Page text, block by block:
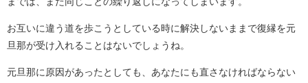
お互いに違う道を歩こうとしている時に解決しないままで復縁を元
旦那が受け入れることはないでしょうね。
元旦那に原因があったとしても、あなたにも直さなければならない